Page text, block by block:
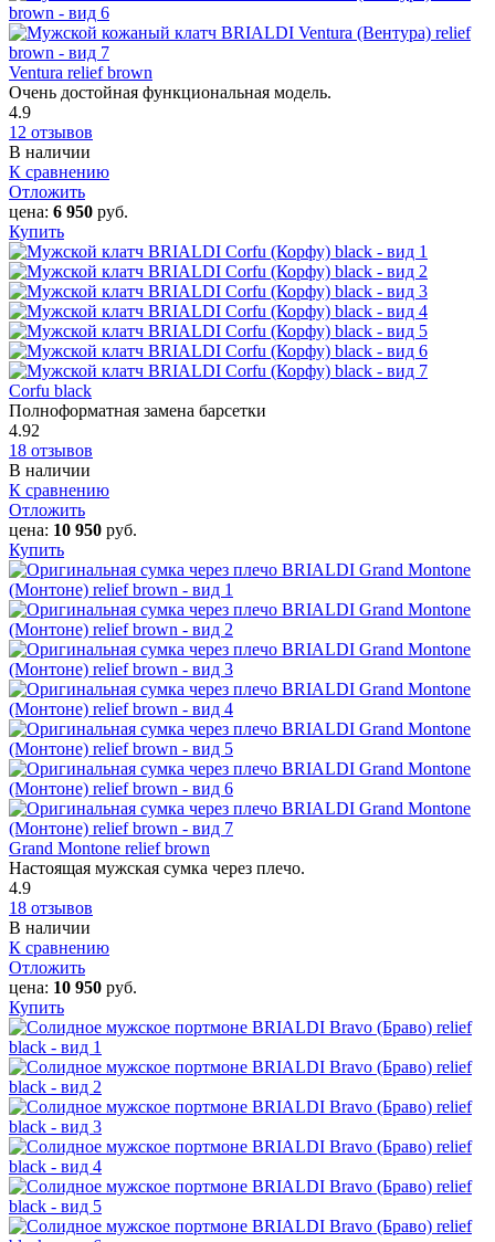
Ventura relief brown
Очень достойная функциональная модель.
4.9
12 отзывов
В наличии
К сравнению
Отложить
цена: 6 950 руб.
Купить
Corfu black
Полноформатная замена барсетки
4.92
18 отзывов
В наличии
К сравнению
Отложить
цена: 10 950 руб.
Купить
Grand Montone relief brown
Настоящая мужская сумка через плечо.
4.9
18 отзывов
В наличии
К сравнению
Отложить
цена: 10 950 руб.
Купить